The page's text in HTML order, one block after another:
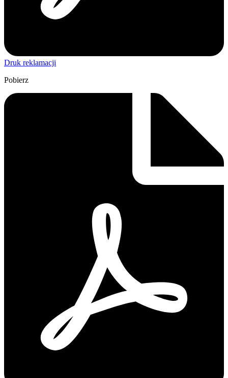
Druk reklamacji
Pobierz